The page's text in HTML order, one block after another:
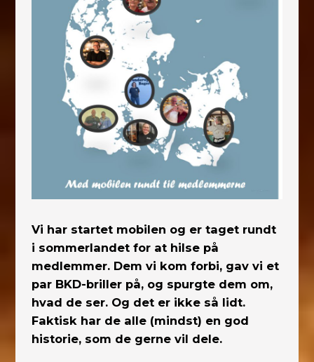
Vi har startet mobilen og er taget rundt
i sommerlandet for at hilse på
medlemmer. Dem vi kom forbi, gav vi et
par BKD-briller på, og spurgte dem om,
hvad de ser. Og det er ikke så lidt.
Faktisk har de alle (mindst) en god
historie, som de gerne vil dele.